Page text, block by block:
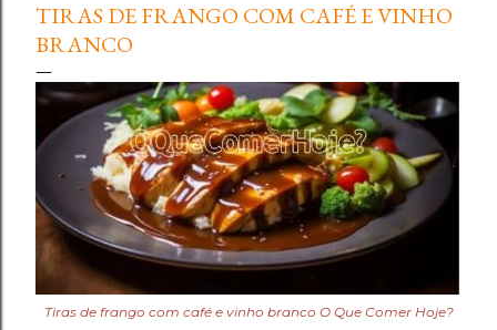
TIRAS DE FRANGO COM CAFÉ E VINHO
BRANCO
Tiras de frango com café e vinho branco O Que Comer Hoje?